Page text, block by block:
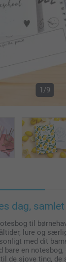
1/9
dag,
til
lure og
med dit
bare en
de sjove ting,